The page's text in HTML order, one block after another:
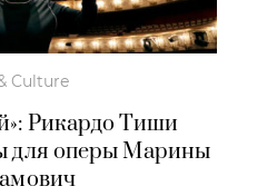
Culture
Рикардо Тиши
для оперы Марины